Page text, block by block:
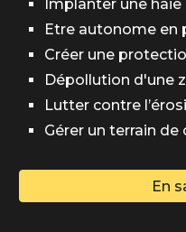
Implanter une haie
Etre autonome en
Créer une
Dépollution d'une
Lutter contre
Gérer un terrain de
En